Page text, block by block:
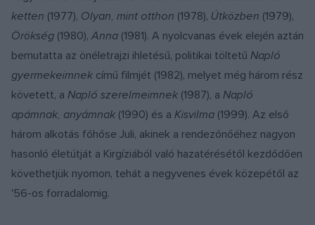
ketten (1977), Olyan, mint otthon (1978), Útközben (1979),
Örökség (1980),Anna (1981). A nyolcvanas évek elején aztán
bemutatta az önéletrajzi ihletésű, politikai töltetű Napló
gyermekeimnek című filmjét (1982), melyet még három rész
követett, a Napló szerelmeimnek (1987), a Napló
apámnak, anyámnak (1990) és a Kisvilma (1999). Az első
három alkotás főhőse Juli, akinek a rendezőnőéhez nagyon
hasonló életútját a Kirgíziából való hazatérésétől kezdődően
követhetjük nyomon, tehát a negyvenes évek közepétől az
'56-os forradalomig.